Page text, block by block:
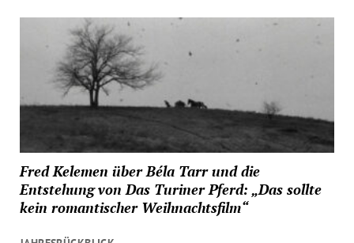
Fred Kelemen über Béla Tarr und die
Entstehung von Das Turiner Pferd: „Das sollte
kein romantischer Weihnachtsfilm“